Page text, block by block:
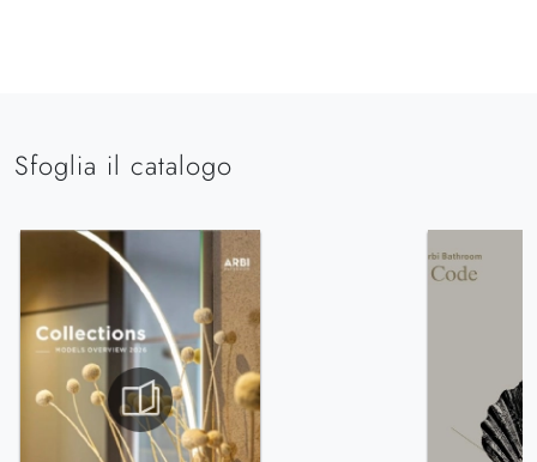
Sfoglia il catalogo